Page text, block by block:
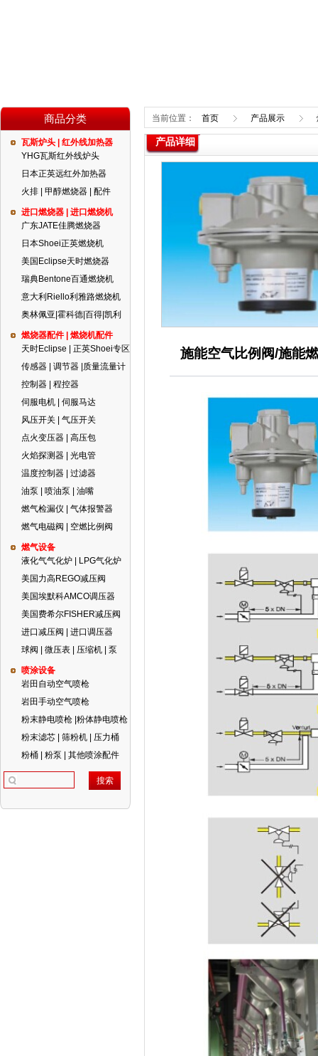
商品分类
瓦斯炉头 | 红外线加热器
YHG瓦斯红外线炉头
日本正英远红外加热器
火排 | 甲醇燃烧器 | 配件
进口燃烧器 | 进口燃烧机
广东JATE佳腾燃烧器
日本Shoei正英燃烧机
美国Eclipse天时燃烧器
瑞典Bentone百通燃烧机
意大利Riello利雅路燃烧机
奥林佩亚|霍科德|百得|凯利
燃烧器配件 | 燃烧机配件
天时Eclipse | 正英Shoei专区
传感器 | 调节器 |质量流量计
控制器 | 程控器
伺服电机 | 伺服马达
风压开关 | 气压开关
点火变压器 | 高压包
火焰探测器 | 光电管
温度控制器 | 过滤器
油泵 | 喷油泵 | 油嘴
燃气检漏仪 | 气体报警器
燃气电磁阀 | 空燃比例阀
燃气设备
液化气气化炉 | LPG气化炉
美国力高REGO减压阀
美国埃默科AMCO调压器
美国费希尔FISHER减压阀
进口减压阀 | 进口调压器
球阀 | 微压表 | 压缩机 | 泵
喷涂设备
岩田自动空气喷枪
岩田手动空气喷枪
粉末静电喷枪 |粉体静电喷枪
粉末滤芯 | 筛粉机 | 压力桶
粉桶 | 粉泵 | 其他喷涂配件
当前位置： 首页 产品展示
产品详细
施能空气比例阀/施能